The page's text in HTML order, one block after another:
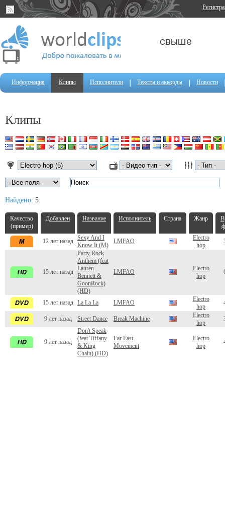
Информация Клипы Исполнители Тексты и аккорды Новости
Клипы
Найдено: 5
Качество
(пример)
Добавлен Название Исполнитель Страна Жанр
12 лет назад
Sexy And I
Know It (M)
LMFAO
Electro
hop
15 лет назад
Party Rock
Anthem (feat
Lauren
Bennett &
GoonRock)
(HD)
LMFAO
Electro
hop
15 лет назад La La La LMFAO
Electro
hop
9 лет назад Street Dance Break Machine
Electro
hop
9 лет назад
Don't Speak
(feat Tiffany
& King
Chain) (HD)
Far East
Movement
Electro
hop